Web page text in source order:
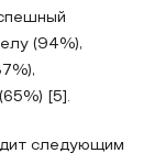
(94%),
[5].
следующим